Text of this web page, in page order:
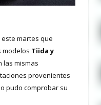
martes que
modelos Tiida y
las mismas
provenientes
pudo comprobar su